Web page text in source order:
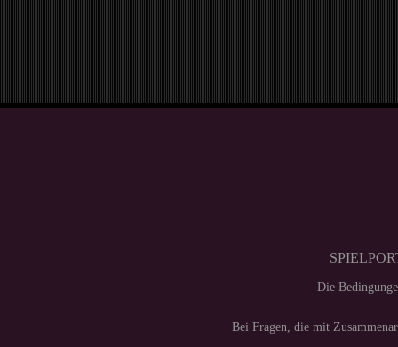
Die
Bei Fragen, die mit